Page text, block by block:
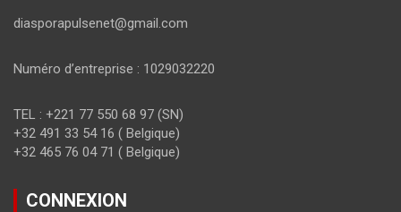
diasporapulsenet@gmail.com
Numéro d’entreprise : 1029032220
TEL : +221 77 550 68 97 (SN)
+32 491 33 54 16 ( Belgique)
+32 465 76 04 71 ( Belgique)
CONNEXION